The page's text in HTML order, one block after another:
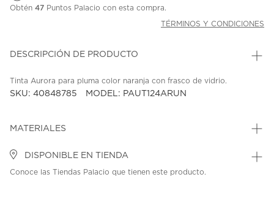
Obtén 47 Puntos Palacio con esta compra.
TÉRMINOS Y CONDICIONES
DESCRIPCIÓN DE PRODUCTO
Tinta Aurora para pluma color naranja con frasco de vidrio.
SKU: 40848785 MODEL: PAUT124ARUN
MATERIALES
DISPONIBLE EN TIENDA
Conoce las Tiendas Palacio que tienen este producto.